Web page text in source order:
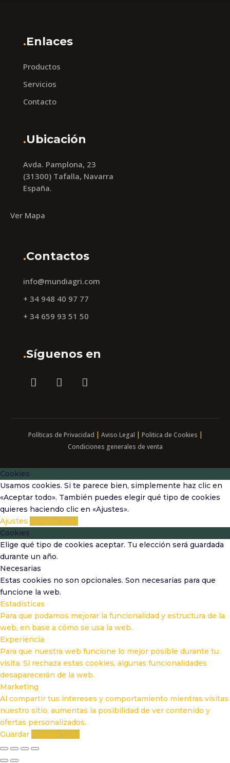
.Enlaces
Productos
Servicios
Contacto
.Ubicación
Avda. Pamplona, 23
(31300) Tafalla, Navarra
España.
Ver Mapa
.Contactos
info@mundiagri.com
+ 34 948 40 97 77
+ 34 659 93 51 50
.Síguenos en
Políticas de Privacidad | Aviso Legal | Politica de Cookies |
Condiciones generales de venta
Cookies
Usamos cookies. Si te parece bien, simplemente haz clic en
«Aceptar todo». También puedes elegir qué tipo de cookies
quieres haciendo clic en «Ajustes».
Ajustes Aceptar todo
Cookies
Elige qué tipo de cookies aceptar. Tu elección será guardada
durante un año.
Necesarias
Estas cookies no son opcionales. Son necesarias para que
funcione la web.
Estadísticas
Para que podamos mejorar la funcionalidad y estructura de la
web, en base a cómo se usa la web.
Experiencia
Para que nuestra web funcione lo mejor posible durante tu
visita. Si rechaza estas cookies, algunas funcionalidades
desaparecerán de la web.
Marketing
Al compartir tus intereses y comportamiento mientras visitas
nuestro sitio, aumentas la posibilidad de ver contenido y
ofertas personalizados.
Guardar Aceptar todo